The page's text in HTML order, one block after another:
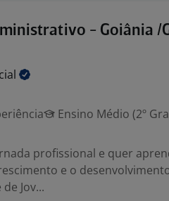
- Goiânia /
Ensino Médio (2º
profissional e quer
e o
Jov...